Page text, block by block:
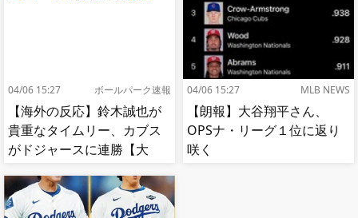
04/06 15:27 ボールパーク速報
【海外の反応】鈴木誠也が
貴重なタイムリー、カブス
がドジャースに連勝【大
04/06 15:27 MLB NEWS
【朗報】大谷翔平さん、
OPSナ・リーグ１位に返り
咲く